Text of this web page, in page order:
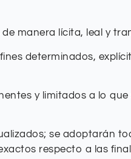
manera lícita, leal y
determinados,
y limitados a lo
se adoptarán
respecto a las